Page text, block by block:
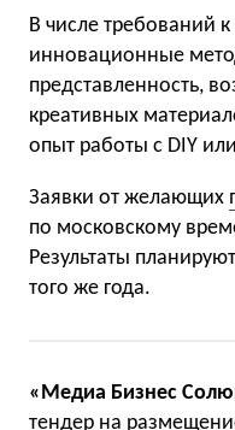
В числе требований
инновационные
представленность,
креативных
опыт работы с DIY
Заявки от желающих
по московскому
Результаты
того же года.
«Медиа Бизнес
тендер на